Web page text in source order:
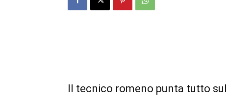
Il tecnico romeno punta tutto